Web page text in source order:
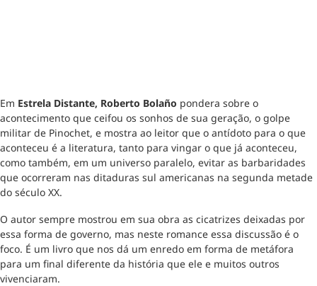
Em Estrela Distante, Roberto Bolaño pondera sobre o
acontecimento que ceifou os sonhos de sua geração, o golpe
militar de Pinochet, e mostra ao leitor que o antídoto para o que
aconteceu é a literatura, tanto para vingar o que já aconteceu,
como também, em um universo paralelo, evitar as barbaridades
que ocorreram nas ditaduras sul americanas na segunda metade
do século XX.
O autor sempre mostrou em sua obra as cicatrizes deixadas por
essa forma de governo, mas neste romance essa discussão é o
foco. É um livro que nos dá um enredo em forma de metáfora
para um final diferente da história que ele e muitos outros
vivenciaram.